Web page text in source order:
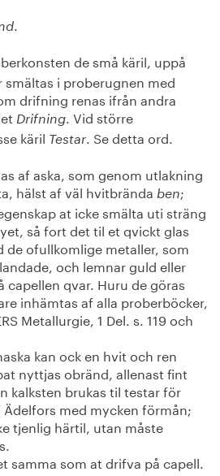
.
de små käril, uppå
i proberugnen med
drifning renas ifrån andra
Drifning. Vid större
käril Testar. Se detta ord.
aska, som genom utlakning
hälst af väl hvitbrända ben;
at icke smälta uti sträng
så fort det til et qvickt glas
de ofullkomlige metaller, som
och lemnar guld eller
capellen qvar. Huru de göras
inhämtas af alla proberböcker,
Metallurgie, 1 Del. s. 119 och
kan ock en hvit och ren
nyttjas obränd, allenast fint
kalksten brukas til testar för
med mycken förmån;
tjenlig härtil, utan måste
samma som at drifva på capell.